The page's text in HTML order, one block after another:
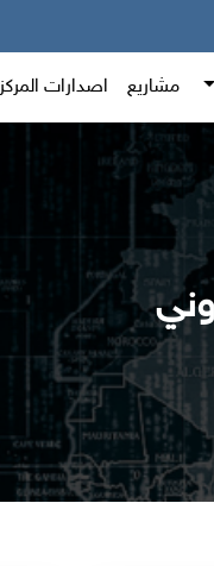
مشاريع اصدارات المركز